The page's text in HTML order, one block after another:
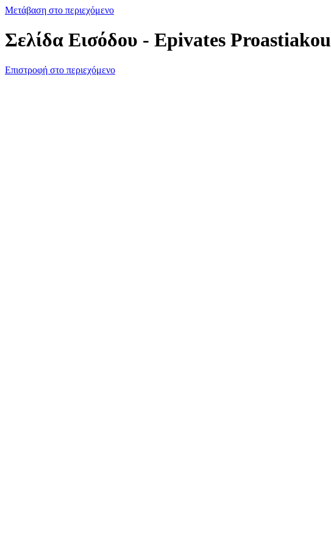
Μετάβαση στο περιεχόμενο
Σελίδα Εισόδου - Epivates Proastiakou
Επιστροφή στο περιεχόμενο